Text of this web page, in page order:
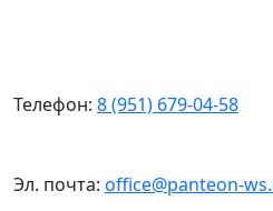
Телефон: 8 (951) 679-04-58
Эл. почта: office@panteon-